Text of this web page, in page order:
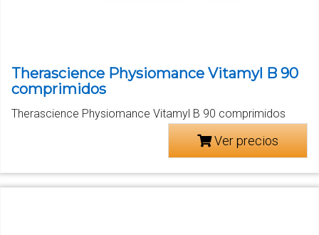
Therascience Physiomance Vitamyl B 90
comprimidos
Therascience Physiomance Vitamyl B 90 comprimidos
Ver precios